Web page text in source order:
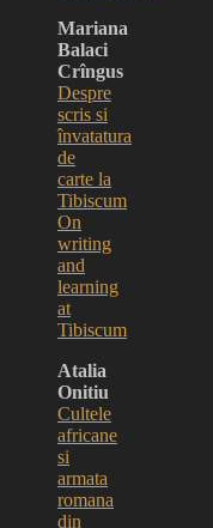
Mariana
Balaci
Crîngus
Despre
scris si
învatatura
de
carte la
Tibiscum
On
writing
and
learning
at
Tibiscum
Atalia
Onitiu
Cultele
africane
si
armata
romana
din